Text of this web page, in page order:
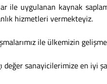
ile uygulanan kaynak
hizmetleri vermekteyiz.
ile ülkemizin
değer sanayicilerimize en